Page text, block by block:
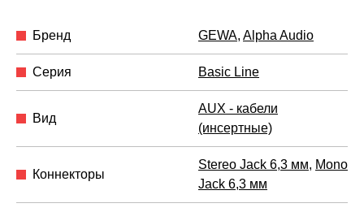
Бренд GEWA, Alpha Audio
Серия Basic Line
Вид
AUX - кабели
(инсертные)
Коннекторы
Stereo Jack 6,3 мм, Mono
Jack 6,3 мм